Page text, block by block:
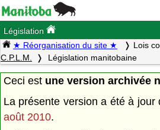
Législation
★ Réorganisation du site ★ Lois
C.P.L.M.
Législation manitobaine
Ceci est une version archivée
La présente version a été à jour
août 2010.